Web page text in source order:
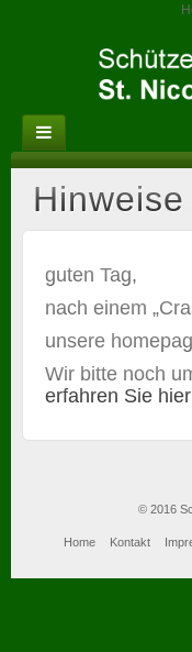
Hinweise
guten Tag,
nach einem
unsere
Wir bitte noch
erfahren Sie
© 2016
Home Kontakt